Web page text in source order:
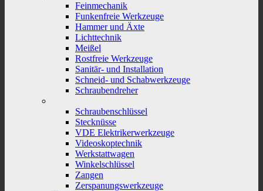
Feinmechanik
Funkenfreie Werkzeuge
Hammer und Äxte
Lichttechnik
Meißel
Rostfreie Werkzeuge
Sanitär- und Installation
Schneid- und Schabwerkzeuge
Schraubendreher
Schraubenschlüssel
Stecknüsse
VDE Elektrikerwerkzeuge
Videoskoptechnik
Werkstattwagen
Winkelschlüssel
Zangen
Zerspanungswerkzeuge